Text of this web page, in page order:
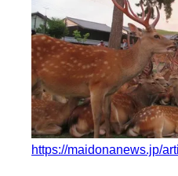
https://maidonanews.jp/